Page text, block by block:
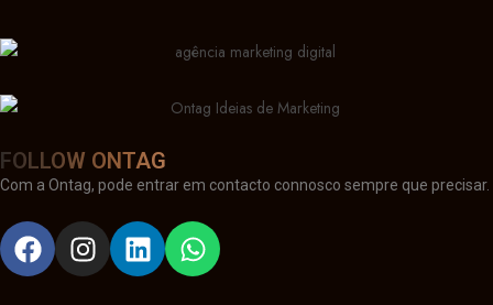
FOLLOW ONTAG
Com a Ontag, pode entrar em contacto connosco sempre que precisar.